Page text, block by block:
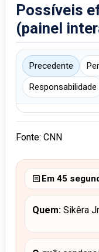
Possíveis
(painel
Precedente
Responsabilidade
Fonte: CNN
Em 45
Quem: Sikêra